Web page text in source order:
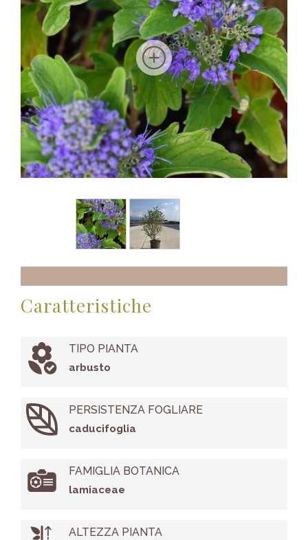
Caratteristiche
TIPO PIANTA
arbusto
PERSISTENZA FOGLIARE
caducifoglia
FAMIGLIA BOTANICA
lamiaceae
ALTEZZA PIANTA